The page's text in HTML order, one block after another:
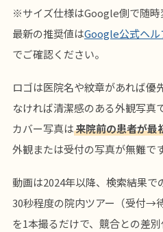
※サイズ仕様はGoogle側で随時
最新の推奨値はGoogle公式ヘル
でご確認ください。
ロゴは医院名や紋章があれば優先
なければ清潔感のある外観写真
カバー写真は来院前の患者が最
外観または受付の写真が無難です
動画は2024年以降、検索結果で
30秒程度の院内ツアー（受付→
を1本撮るだけで、競合との差別